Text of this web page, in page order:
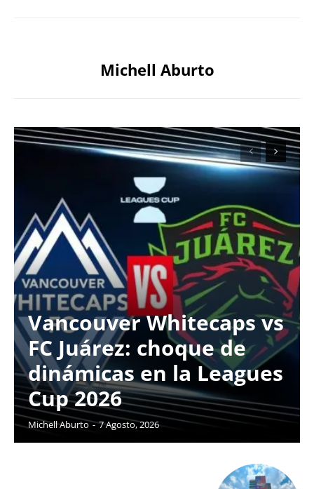
Michell Aburto
Vancouver Whitecaps vs
FC Juárez: choque de
dinámicas en la Leagues
Cup 2026
Michell Aburto - 7 Agosto, 2026